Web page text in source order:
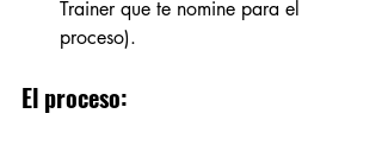
Trainer que te nomine para el
proceso).
El proceso: